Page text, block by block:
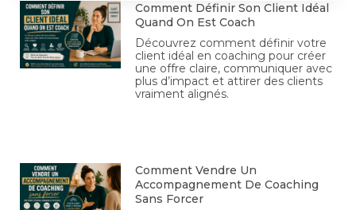
Comment Définir Son Client Idéal
Quand On Est Coach
Découvrez comment définir votre
client idéal en coaching pour créer
une offre claire, communiquer avec
plus d’impact et attirer des clients
vraiment alignés.
Comment Vendre Un
Accompagnement De Coaching
Sans Forcer